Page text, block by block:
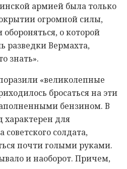
армией была только
огромной силы,
обороняться, о которой
разведки Вермахта,
знать».
«великолепные
бросаться на эти
бензином. В
характерен для
солдата,
почти голыми руками.
и наоборот. Причем,